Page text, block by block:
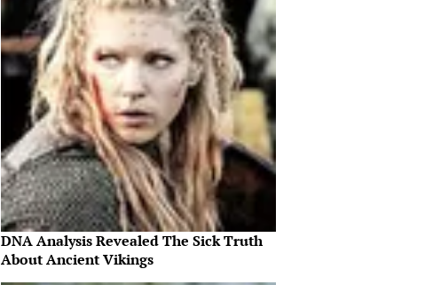
DNA Analysis Revealed The Sick Truth
About Ancient Vikings